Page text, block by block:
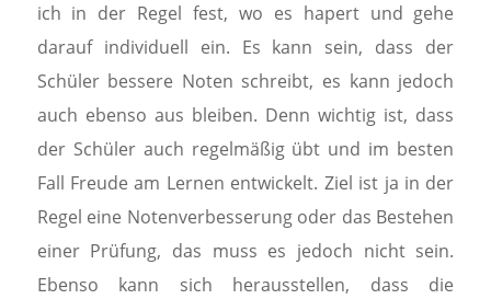
ich in der Regel fest, wo es hapert und gehe
darauf individuell ein. Es kann sein, dass der
Schüler bessere Noten schreibt, es kann jedoch
auch ebenso aus bleiben. Denn wichtig ist, dass
der Schüler auch regelmäßig übt und im besten
Fall Freude am Lernen entwickelt. Ziel ist ja in der
Regel eine Notenverbesserung oder das Bestehen
einer Prüfung, das muss es jedoch nicht sein.
Ebenso kann sich herausstellen, dass die